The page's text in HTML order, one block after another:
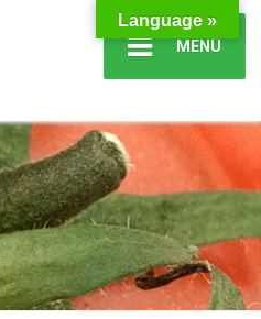
MENÜ
Language »